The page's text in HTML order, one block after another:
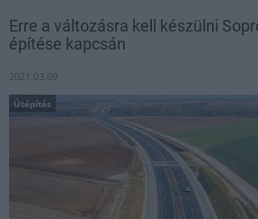
Erre a változásra kell készülni
építése kapcsán
2021.03.09
Útépítés